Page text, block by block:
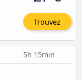
Trouvez
5h 15min